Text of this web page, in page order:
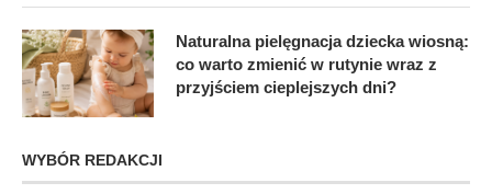
Naturalna pielęgnacja dziecka wiosną:
co warto zmienić w rutynie wraz z
przyjściem cieplejszych dni?
WYBÓR REDAKCJI